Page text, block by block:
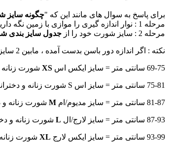
برای پاسخ به سوال های مانند این که "چگونه سایز
مرحله 1 : نوار اندازه گیری را موازی با زمین نگه دارید ، آن را به دور پر ترین قسمت باسن بپیچید و دور باسن را اندازه بگیرید.
مرحله 2 : سایز شورت خود را از
جدول سایز بندی
نکته : اگر اندازه دور باسن بدست آمده ، مابین 2 سایز شورت بود باید
69-75 سانتی متر = سایز ایکس اس XS شورت زنانه
75-81 سانتی متر = سایز اس S شورت زنانه و دخترانه
81-87 سانتی متر = سایز مدیوم/ام M شورت زنانه و
87-93 سانتی متر = سایز لارج/ال L شورت زنانه و
93-99 سانتی متر = سایز ایکس لارج XL شورت